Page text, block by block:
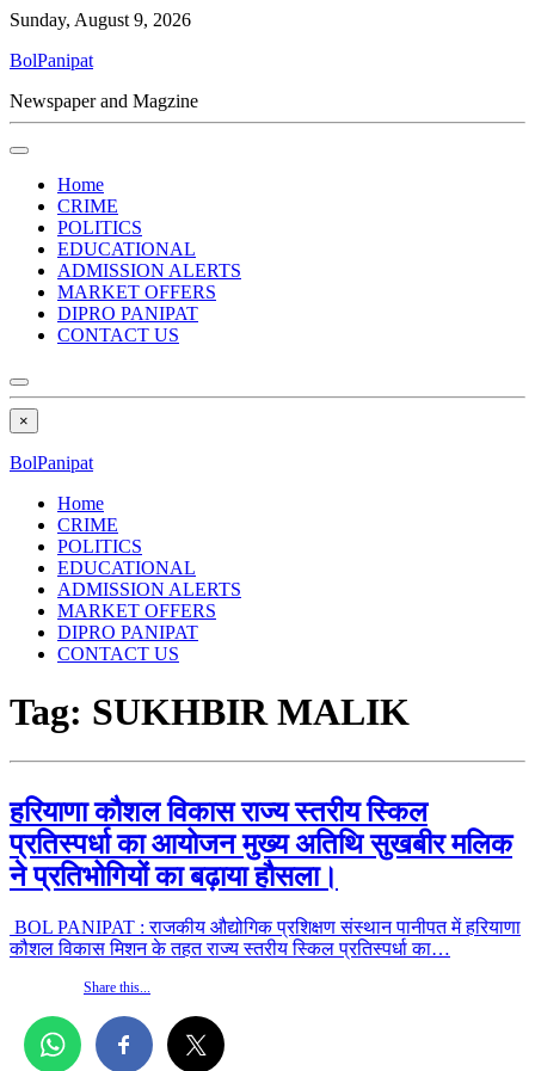
Sunday, August 9, 2026
BolPanipat
Newspaper and Magzine
Home
CRIME
POLITICS
EDUCATIONAL
ADMISSION ALERTS
MARKET OFFERS
DIPRO PANIPAT
CONTACT US
×
BolPanipat
Home
CRIME
POLITICS
EDUCATIONAL
ADMISSION ALERTS
MARKET OFFERS
DIPRO PANIPAT
CONTACT US
Tag: SUKHBIR MALIK
हरियाणा कौशल विकास राज्य स्तरीय स्किल
प्रतिस्पर्धा का आयोजन मुख्य अतिथि सुखबीर मलिक
ने प्रतिभोगियों का बढ़ाया हौसला।
BOL PANIPAT : राजकीय औद्योगिक प्रशिक्षण संस्थान पानीपत में हरियाणा
कौशल विकास मिशन के तहत राज्य स्तरीय स्किल प्रतिस्पर्धा का…
Share this...